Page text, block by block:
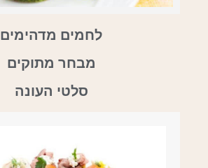
לחמים מדהימים
מבחר מתוקים
סלטי העונה